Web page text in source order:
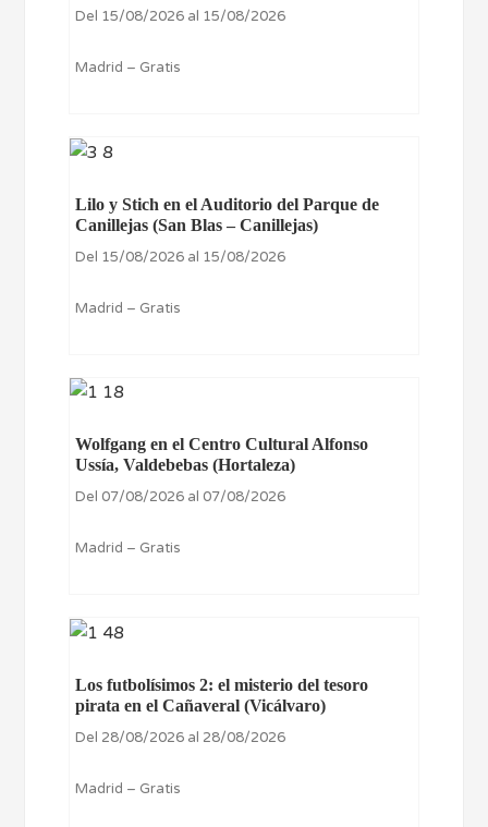
Del 15/08/2026 al 15/08/2026
Madrid – Gratis
Lilo y Stich en el Auditorio del Parque de
Canillejas (San Blas – Canillejas)
Del 15/08/2026 al 15/08/2026
Madrid – Gratis
Wolfgang en el Centro Cultural Alfonso
Ussía, Valdebebas (Hortaleza)
Del 07/08/2026 al 07/08/2026
Madrid – Gratis
Los futbolísimos 2: el misterio del tesoro
pirata en el Cañaveral (Vicálvaro)
Del 28/08/2026 al 28/08/2026
Madrid – Gratis